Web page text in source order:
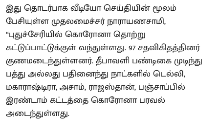
இது தொடர்பாக வீடியோ செய்தியின் மூலம்
பேசியுள்ள முதலமைச்சர் நாராயணசாமி,
“புதுச்சேரியில் கொரோனா தொற்று
கட்டுப்பாட்டுக்குள் வந்துள்ளது. 97 சதவிகிதத்தினர்
குணமடைந்துள்ளனர். தீபாவளி பண்டிகை முடிந்து
பத்து அல்லது பதினைந்து நாட்களில் டெல்லி,
மகாராஷ்டிரா, அசாம், ராஜஸ்தான், பஞ்சாப்பில்
இரண்டாம் கட்டத்தை கொரோனா பரவல்
அடைந்துள்ளது.